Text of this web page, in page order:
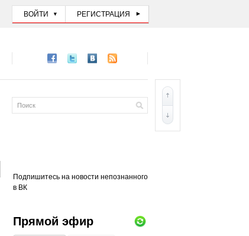
ВОЙТИ РЕГИСТРАЦИЯ
Подпишитесь на новости непознанного
в ВК
Прямой эфир